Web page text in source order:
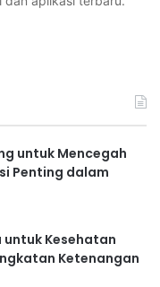
untuk Mencegah
Penting dalam
Kesehatan
Ketenangan